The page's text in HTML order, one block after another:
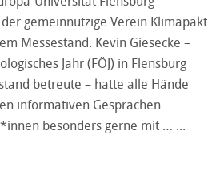
gemeinnützige Verein Klimapakt
Messestand. Kevin Giesecke –
Jahr (FÖJ) in Flensburg
betreute – hatte alle Hände
informativen Gesprächen
besonders gerne mit …